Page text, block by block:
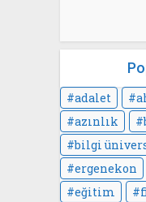
adalet
azınlık
bilgi
ergenekon
eğitim